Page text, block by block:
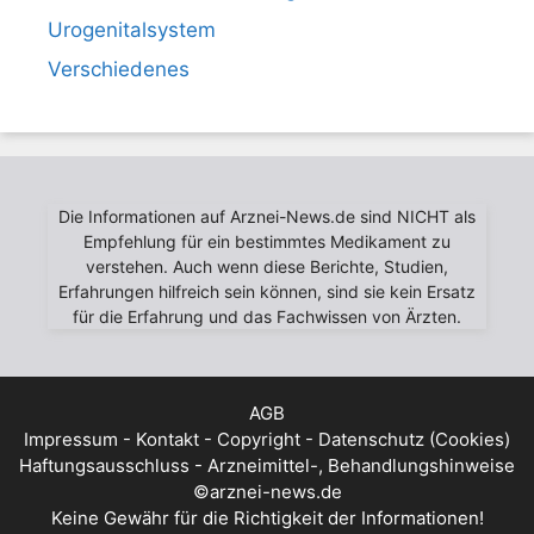
Urogenitalsystem
Verschiedenes
Die Informationen auf Arznei-News.de sind NICHT als
Empfehlung für ein bestimmtes Medikament zu
verstehen. Auch wenn diese Berichte, Studien,
Erfahrungen hilfreich sein können, sind sie kein Ersatz
für die Erfahrung und das Fachwissen von Ärzten.
AGB
Impressum - Kontakt - Copyright - Datenschutz (Cookies)
Haftungsausschluss - Arzneimittel-, Behandlungshinweise
©arznei-news.de
Keine Gewähr für die Richtigkeit der Informationen!